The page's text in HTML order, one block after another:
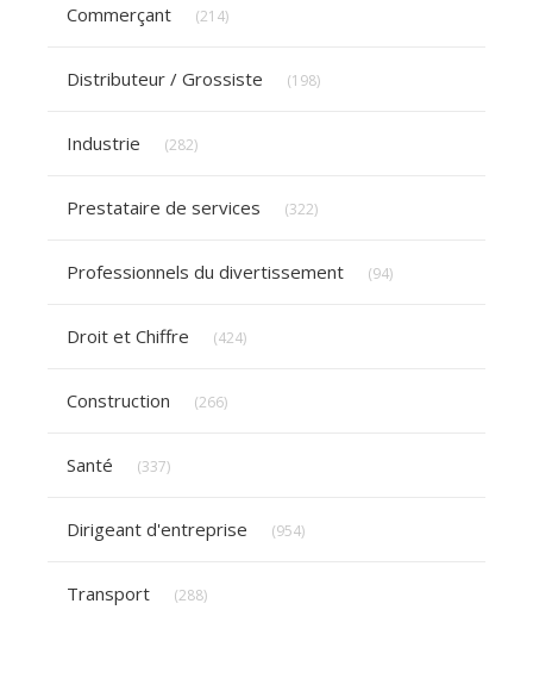
Commerçant (214)
Distributeur / Grossiste (198)
Industrie (282)
Prestataire de services (322)
Professionnels du divertissement (94)
Droit et Chiffre (424)
Construction (266)
Santé (337)
Dirigeant d'entreprise (954)
Transport (288)